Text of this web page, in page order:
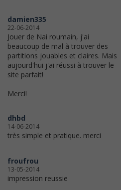
damien335
22-06-2014
Jouer de Nai roumain, j'ai
beaucoup de mal à trouver des
partitions jouables et claires. Mais
aujourd'hui j'ai réussi à trouver le
site parfait!
Merci!
dhbd
14-06-2014
très simple et pratique. merci
froufrou
13-05-2014
impression reussie